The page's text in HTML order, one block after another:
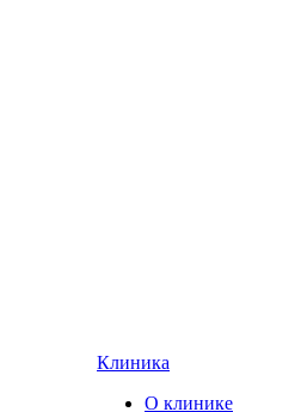
Клиника
О клинике